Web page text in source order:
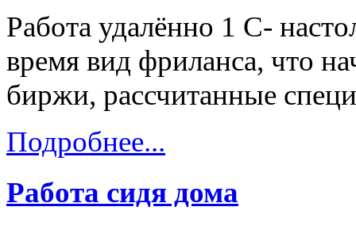
Работа удалённо 1 С-
время вид фриланса, что
биржи, рассчитанные
Подробнее...
Работа сидя дома